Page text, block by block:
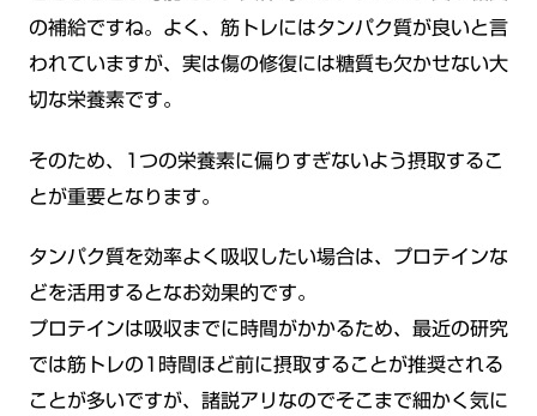
の補給ですね。よく、筋トレにはタンパク質が良いと言
われていますが、実は傷の修復には糖質も欠かせない大
切な栄養素です。
そのため、1つの栄養素に偏りすぎないよう摂取するこ
とが重要となります。
タンパク質を効率よく吸収したい場合は、プロテインな
どを活用するとなお効果的です。
プロテインは吸収までに時間がかかるため、最近の研究
では筋トレの1時間ほど前に摂取することが推奨される
ことが多いですが、諸説アリなのでそこまで細かく気に